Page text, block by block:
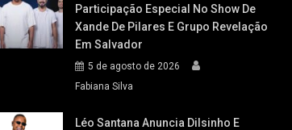
Participação Especial No Show De
Xande De Pilares E Grupo Revelação
Em Salvador
5 de agosto de 2026
Fabiana Silva
Léo Santana Anuncia Dilsinho E